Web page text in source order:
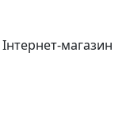
магазин